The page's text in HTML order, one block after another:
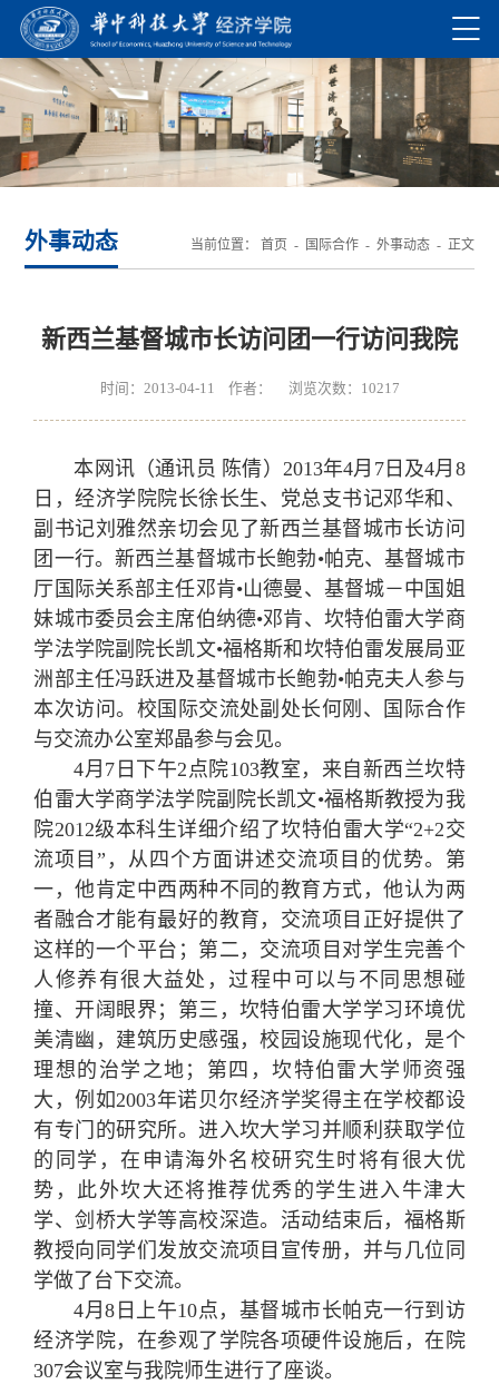
外事动态 当前位置： 首页 - 国际合作- 外事动态- 正文
新西兰基督城市长访问团一行访问我院
时间：2013-04-11 作者： 浏览次数： 10217
本网讯（通讯员 陈倩）2013年4月7日及4月8
日，经济学院院长徐长生、党总支书记邓华和、
副书记刘雅然亲切会见了新西兰基督城市长访问
团一行。新西兰基督城市长鲍勃•帕克、基督城市
厅国际关系部主任邓肯•山德曼、基督城－中国姐
妹城市委员会主席伯纳德•邓肯、坎特伯雷大学商
学法学院副院长凯文•福格斯和坎特伯雷发展局亚
洲部主任冯跃进及基督城市长鲍勃•帕克夫人参与
本次访问。校国际交流处副处长何刚、国际合作
与交流办公室郑晶参与会见。
4月7日下午2点院103教室，来自新西兰坎特
伯雷大学商学法学院副院长凯文•福格斯教授为我
院2012级本科生详细介绍了坎特伯雷大学“2+2交
流项目”，从四个方面讲述交流项目的优势。第
一，他肯定中西两种不同的教育方式，他认为两
者融合才能有最好的教育，交流项目正好提供了
这样的一个平台；第二，交流项目对学生完善个
人修养有很大益处，过程中可以与不同思想碰
撞、开阔眼界；第三，坎特伯雷大学学习环境优
美清幽，建筑历史感强，校园设施现代化，是个
理想的治学之地；第四，坎特伯雷大学师资强
大，例如2003年诺贝尔经济学奖得主在学校都设
有专门的研究所。进入坎大学习并顺利获取学位
的同学，在申请海外名校研究生时将有很大优
势，此外坎大还将推荐优秀的学生进入牛津大
学、剑桥大学等高校深造。活动结束后，福格斯
教授向同学们发放交流项目宣传册，并与几位同
学做了台下交流。
4月8日上午10点，基督城市长帕克一行到访
经济学院，在参观了学院各项硬件设施后，在院
307会议室与我院师生进行了座谈。